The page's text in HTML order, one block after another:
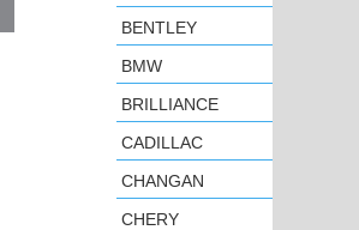
BENTLEY
BMW
BRILLIANCE
CADILLAC
CHANGAN
CHERY